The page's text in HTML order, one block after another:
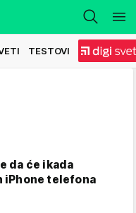
TESTOVI
da će ikada
iPhone telefona